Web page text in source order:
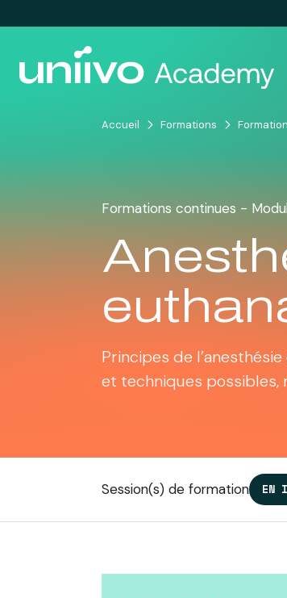
Accueil Formations
Formations continues -
Principes de
et techniques possibles,
Session(s) de formation EN